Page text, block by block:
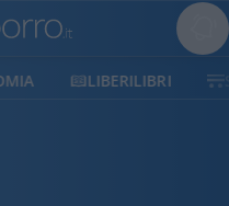
SHOP SOSTIENICI